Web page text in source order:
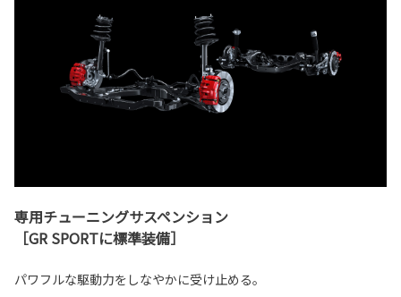
専用チューニングサスペンション
［GR SPORTに標準装備］
パワフルな駆動力をしなやかに受け止める。